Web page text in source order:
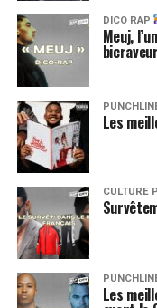
DICO RAP
Meuj,
Les
CULTURE
Les